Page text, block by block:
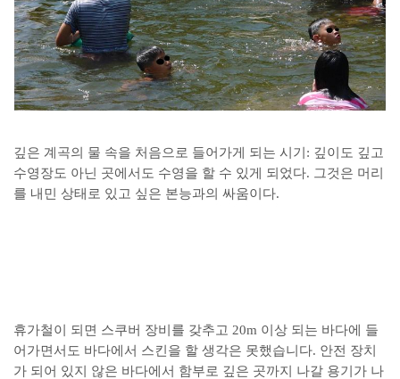
깊은 계곡의 물 속을 처음으로 들어가게 되는 시기: 깊이도 깊고
수영장도 아닌 곳에서도 수영을 할 수 있게 되었다. 그것은 머리
를 내민 상태로 있고 싶은 본능과의 싸움이다.
휴가철이 되면 스쿠버 장비를 갖추고 20m 이상 되는 바다에 들
어가면서도 바다에서 스킨을 할 생각은 못했습니다. 안전 장치
가 되어 있지 않은 바다에서 함부로 깊은 곳까지 나갈 용기가 나